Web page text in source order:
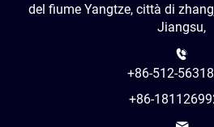
del fiume Yangtze, città di
Jiangsu,
+86-512-
+86-